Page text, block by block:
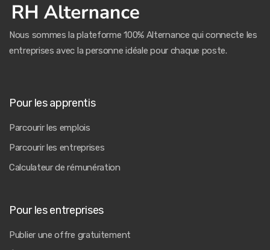
Nous sommes la plateforme 100% Alternance qui connecte les
entreprises avec la personne idéale pour chaque poste.
Pour les apprentis
Parcourir les emplois
Parcourir les entreprises
Calculateur de rémunération
Pour les entreprises
Publier une offre gratuitement